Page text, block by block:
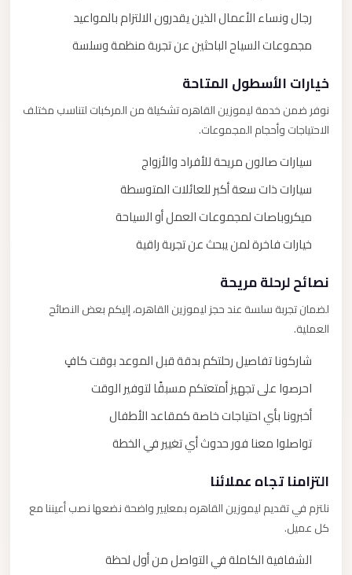
رجال ونساء الأعمال الذين يقدرون الالتزام بالمواعيد
مجموعات السياح الباحثين عن تجربة منظمة وسلسة
خيارات الأسطول المتاحة
نوفر ضمن خدمة ليموزين القاهره تشكيلة من المركبات لتناسب مختلف
الاحتياجات وأحجام المجموعات.
سيارات صالون مريحة للأفراد والأزواج
سيارات ذات سعة أكبر للعائلات المتوسطة
ميكروباصات لمجموعات العمل أو السياحة
خيارات فاخرة لمن يبحث عن تجربة راقية
نصائح لرحلة مريحة
لضمان تجربة سلسة عند حجز ليموزين القاهره، إليكم بعض النصائح
العملية.
شاركونا تفاصيل رحلتكم بدقة قبل الموعد بوقت كافٍ
احرصوا على تجهيز أمتعتكم مسبقًا لتوفير الوقت
أخبرونا بأي احتياجات خاصة كمقاعد الأطفال
تواصلوا معنا فور حدوث أي تغيير في الخطة
التزامنا تجاه عملائنا
نلتزم في تقديم ليموزين القاهره بمعايير واضحة نضعها نصب أعيننا مع
كل عميل.
الشفافية الكاملة في التواصل من أول لحظة